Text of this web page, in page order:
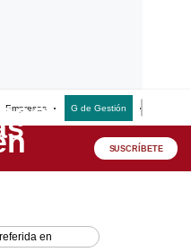
Empresas G de Gestión
SUSCRÍBETE
en